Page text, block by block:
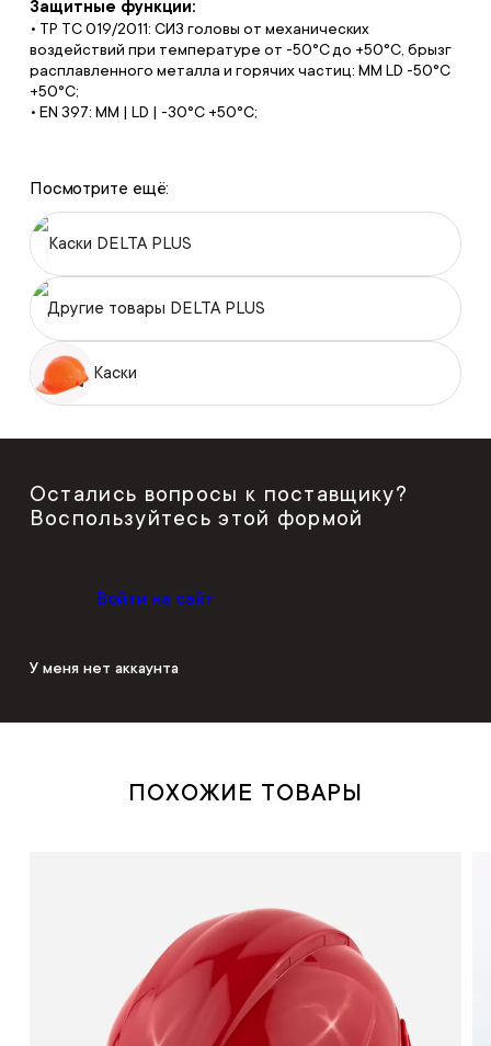
Защитные функции:
• ТР ТС 019/2011: СИЗ головы от механических
воздействий при температуре от -50°С до +50°С, брызг
расплавленного металла и горячих частиц: MM LD -50°C
+50°C;
• EN 397: MM | LD | -30°C +50°C;
Посмотрите ещё:
Каски DELTA PLUS
Другие товары DELTA PLUS
Каски
Остались вопросы к поставщику?
Воспользуйтесь этой формой
Войти на сайт
У меня нет аккаунта
ПОХОЖИЕ ТОВАРЫ